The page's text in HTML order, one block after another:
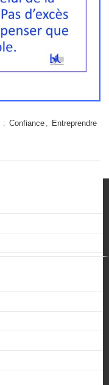
: Confiance
Entreprendre